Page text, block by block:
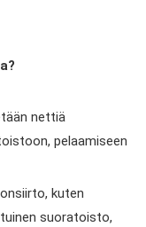
nettiä
pelaamiseen
kuten
suoratoisto,